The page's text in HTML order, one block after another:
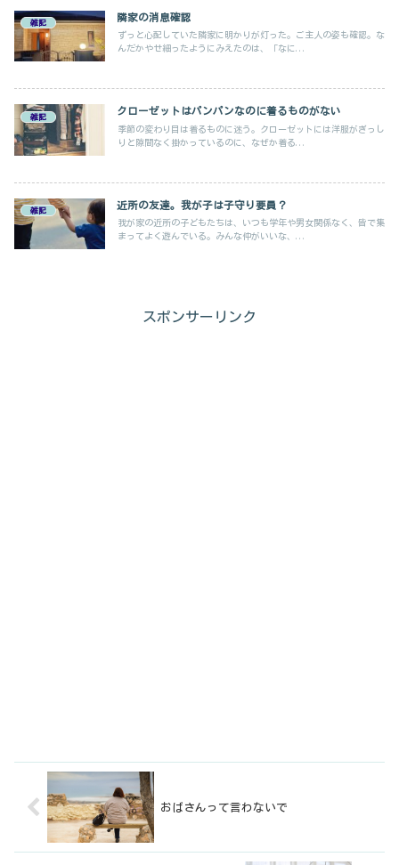
雑記
隣家の消息確認
ずっと心配していた隣家に明かりが灯った。ご主人の姿も確認。な
んだかやせ細ったようにみえたのは、「なに...
雑記
クローゼットはパンパンなのに着るものがない
季節の変わり目は着るものに迷う。クローゼットには洋服がぎっし
りと隙間なく掛かっているのに、なぜか着る...
雑記
近所の友達。我が子は子守り要員？
我が家の近所の子どもたちは、いつも学年や男女関係なく、皆で集
まってよく遊んでいる。みんな仲がいいな、...
スポンサーリンク
おばさんって言わないで